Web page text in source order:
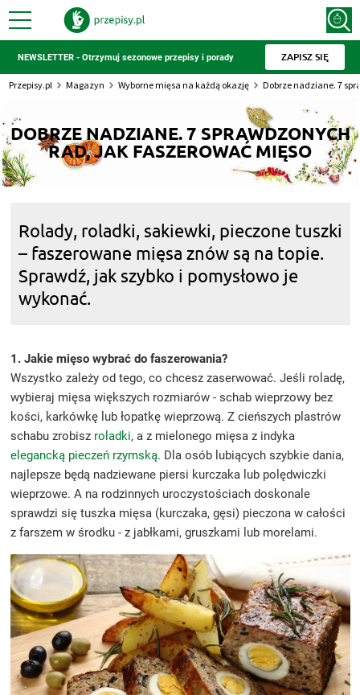
NEWSLETTER - Otrzymuj sezonowe przepisy i porady ZAPISZ SIĘ
Przepisy.pl Magazyn Wyborne mięsa na każdą okazję Dobrze nadziane. 7
DOBRZE NADZIANE. 7 SPRAWDZONYCH
RAD, JAK FASZEROWAĆ MIĘSO
Rolady, roladki, sakiewki, pieczone tuszki
– faszerowane mięsa znów są na topie.
Sprawdź, jak szybko i pomysłowo je
wykonać.
1. Jakie mięso wybrać do faszerowania?
Wszystko zależy od tego, co chcesz zaserwować. Jeśli roladę,
wybieraj mięsa większych rozmiarów - schab wieprzowy bez
kości, karkówkę lub łopatkę wieprzową. Z cieńszych plastrów
schabu zrobisz roladki, a z mielonego mięsa z indyka
elegancką pieczeń rzymską. Dla osób lubiących szybkie dania,
najlepsze będą nadziewane piersi kurczaka lub polędwiczki
wieprzowe. A na rodzinnych uroczystościach doskonale
sprawdzi się tuszka mięsa (kurczaka, gęsi) pieczona w całości
z farszem w środku - z jabłkami, gruszkami lub morelami.